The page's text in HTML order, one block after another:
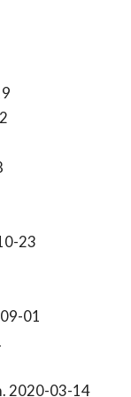
23
01
2020-03-14